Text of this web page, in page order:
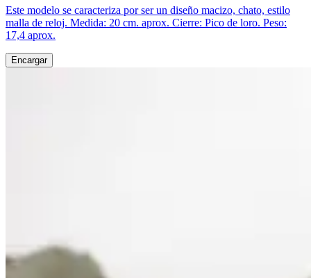
Este modelo se caracteriza por ser un diseño macizo, chato, estilo
malla de reloj. Medida: 20 cm. aprox. Cierre: Pico de loro. Peso:
17,4 aprox.
Encargar